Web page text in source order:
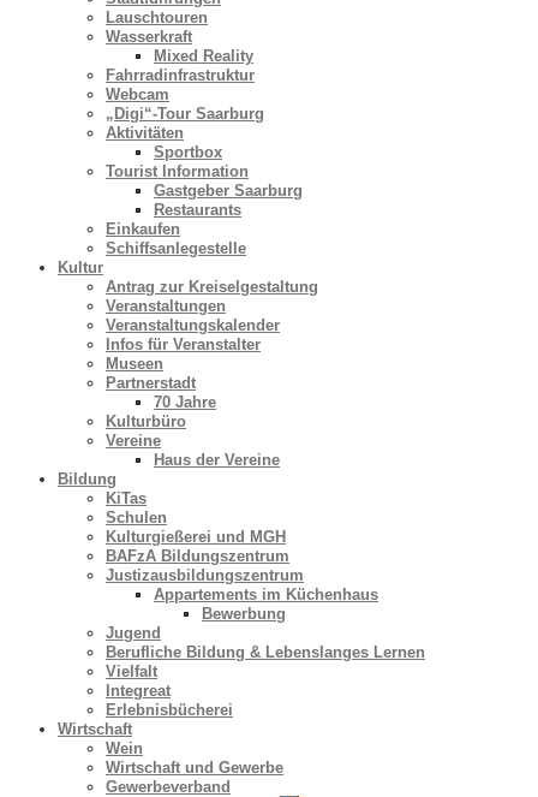
Lauschtouren
Wasserkraft
Mixed Reality
Fahrradinfrastruktur
Webcam
„Digi“-Tour Saarburg
Aktivitäten
Sportbox
Tourist Information
Gastgeber Saarburg
Restaurants
Einkaufen
Schiffsanlegestelle
Kultur
Antrag zur Kreiselgestaltung
Veranstaltungen
Veranstaltungskalender
Infos für Veranstalter
Museen
Partnerstadt
70 Jahre
Kulturbüro
Vereine
Haus der Vereine
Bildung
KiTas
Schulen
Kulturgießerei und MGH
BAFzA Bildungszentrum
Justizausbildungszentrum
Appartements im Küchenhaus
Bewerbung
Jugend
Berufliche Bildung & Lebenslanges Lernen
Vielfalt
Integreat
Erlebnisbücherei
Wirtschaft
Wein
Wirtschaft und Gewerbe
Gewerbeverband